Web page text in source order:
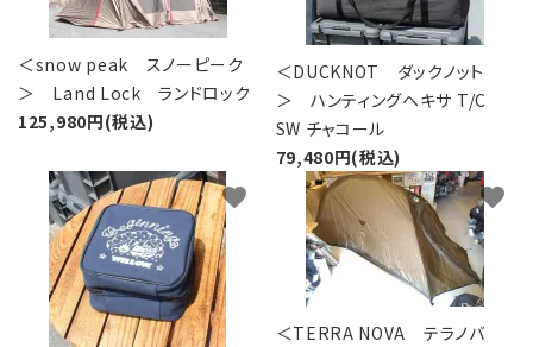
＜snow peak スノーピーク
＞ Land Lock ランドロック
125,980円(税込)
＜DUCKNOT ダックノット
＞ ハンティングヘキサ T/C
SW チャコール
79,480円(税込)
favorite
＜TERRA NOVA テラノバ
favorite